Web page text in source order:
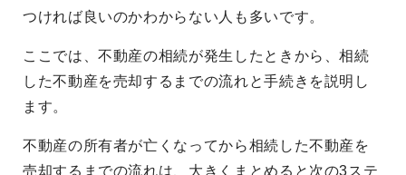
つければ良いのかわからない人も多いです。
ここでは、不動産の相続が発生したときから、相続
した不動産を売却するまでの流れと手続きを説明し
ます。
不動産の所有者が亡くなってから相続した不動産を
売却するまでの流れは、大きくまとめると次の3ステ